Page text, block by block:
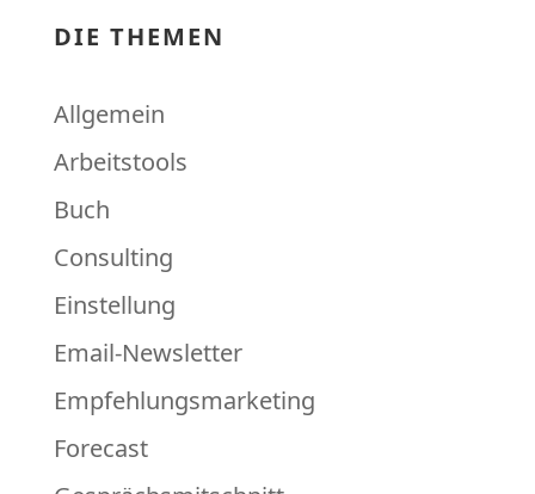
DIE THEMEN
Allgemein
Arbeitstools
Buch
Consulting
Einstellung
Email-Newsletter
Empfehlungsmarketing
Forecast